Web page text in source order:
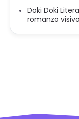
Doki Doki
romanzo visivo